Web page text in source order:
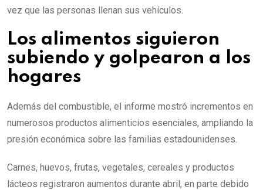
vez que las personas llenan sus vehículos.
Los alimentos siguieron
subiendo y golpearon a los
hogares
Además del combustible, el informe mostró incrementos en
numerosos productos alimenticios esenciales, ampliando la
presión económica sobre las familias estadounidenses.
Carnes, huevos, frutas, vegetales, cereales y productos
lácteos registraron aumentos durante abril, en parte debido